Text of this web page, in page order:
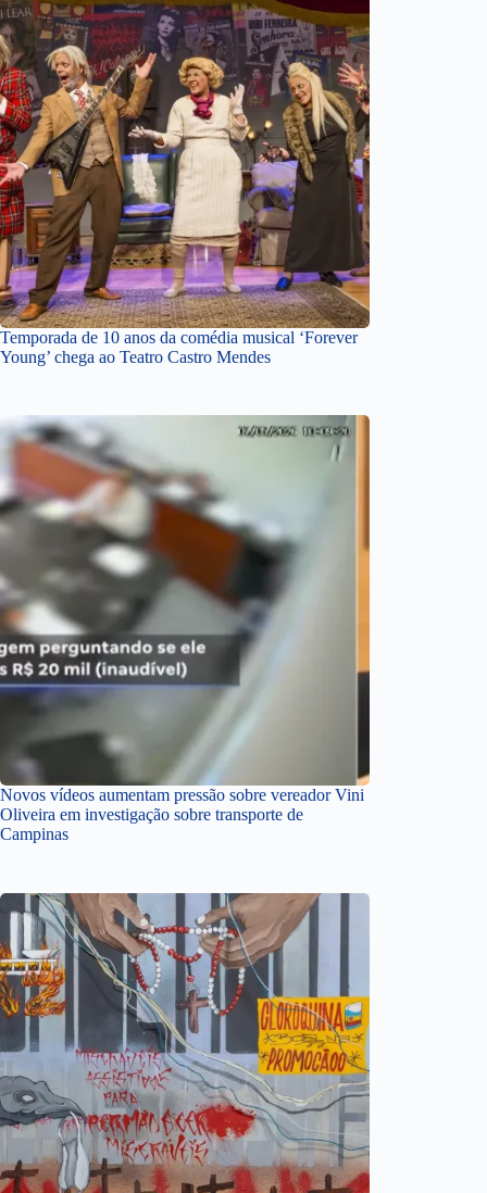
Temporada de 10 anos da comédia musical ‘Forever
Young’ chega ao Teatro Castro Mendes
Novos vídeos aumentam pressão sobre vereador Vini
Oliveira em investigação sobre transporte de
Campinas